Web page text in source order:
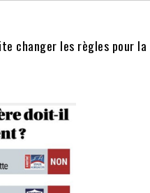
changer les règles pour